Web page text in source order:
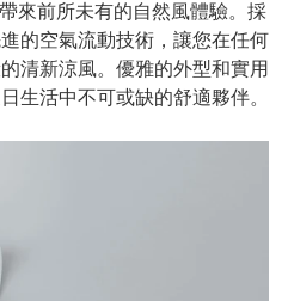
來前所未有的自然風體驗。採
的空氣流動技術，讓您在任何
清新涼風。優雅的外型和實用
生活中不可或缺的舒適夥伴。